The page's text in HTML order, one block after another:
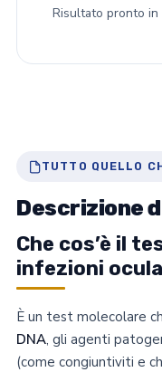
Risultato pronto
TUTTO QUELLO
Descrizione
Che cos’è il
infezioni
È un test molecolare
DNA, gli agenti
(come congiuntiviti e